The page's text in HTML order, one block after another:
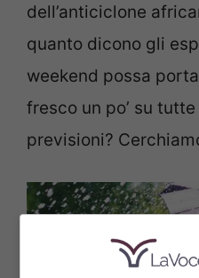
dell’anticiclone
quanto dicono gli
weekend possa
fresco un po’ su
previsioni?